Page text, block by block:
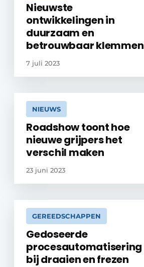
Nieuwste
ontwikkelingen in
duurzaam en
betrouwbaar klemmen
7 juli 2023
NIEUWS
Roadshow toont hoe
nieuwe grijpers het
verschil maken
23 juni 2023
GEREEDSCHAPPEN
Gedoseerde
procesautomatisering
bij draaien en frezen